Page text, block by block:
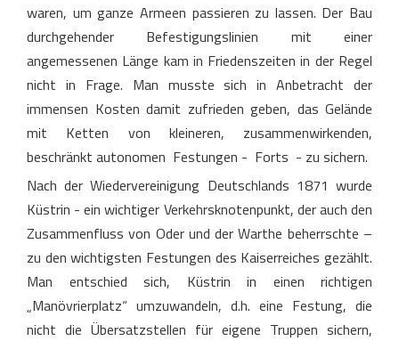
waren, um ganze Armeen passieren zu lassen. Der Bau
durchgehender Befestigungslinien mit einer
angemessenen Länge kam in Friedenszeiten in der Regel
nicht in Frage. Man musste sich in Anbetracht der
immensen Kosten damit zufrieden geben, das Gelände
mit Ketten von kleineren, zusammenwirkenden,
beschränkt autonomen Festungen - Forts - zu sichern.
Nach der Wiedervereinigung Deutschlands 1871 wurde
Küstrin - ein wichtiger Verkehrsknotenpunkt, der auch den
Zusammenfluss von Oder und der Warthe beherrschte –
zu den wichtigsten Festungen des Kaiserreiches gezählt.
Man entschied sich, Küstrin in einen richtigen
„Manövrierplatz“ umzuwandeln, d.h. eine Festung, die
nicht die Übersatzstellen für eigene Truppen sichern,